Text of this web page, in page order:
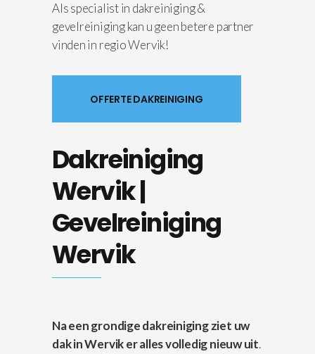
Als specialist in dakreiniging &
gevelreiniging kan u geen betere partner
vinden in regio Wervik!
OFFERTE DAKREINIGING
Dakreiniging
Wervik |
Gevelreiniging
Wervik
Na een grondige dakreiniging ziet uw
dak in Wervik er alles volledig nieuw uit.